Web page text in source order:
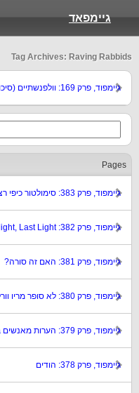
גיימפאד
Tag Archives: Raving Rabbids
גיימפוד, פרק 169: וולפנשתיים (סיכום E3 2017)
Pages
גיימפוד, פרק 383: סימולטור כיפי רצח
גיימפוד, פרק 382: First Light, Middle Light, Twilight, Last Light
גיימפוד, פרק 381: האם זה סורה?
גיימפוד, פרק 380: לא סופר מריו וורלד
גיימפוד, פרק 379: הערות מאנשים ברחוב
גיימפוד, פרק 378: הודים